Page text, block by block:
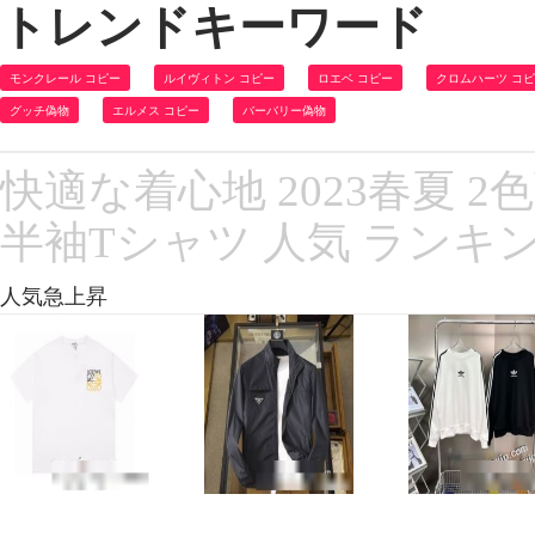
トレンドキーワード
モンクレール コピー ルイヴィトン コピー ロエベ コピー クロムハーツ コ
グッチ偽物 エルメス コピー バーバリー偽物
快適な着心地 2023春夏 2
半袖Tシャツ 人気 ランキ
人気急上昇